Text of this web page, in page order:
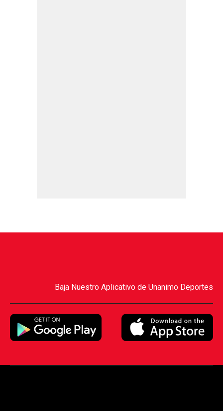
Baja Nuestro Aplicativo de Unanimo Deportes